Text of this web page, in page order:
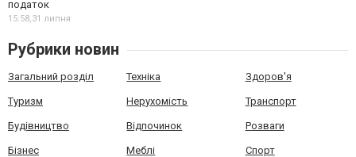
податок
15:58, 31 липня
Рубрики новин
Загальний розділ Техніка Здоров'я
Туризм Нерухомість Транспорт
Будівництво Відпочинок Розваги
Бізнес Меблі Спорт